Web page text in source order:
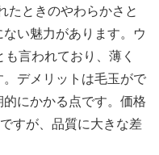
たときのやわらかさと
い魅力があります。ウ
言われており、薄く
デメリットは毛玉がで
にかかる点です。価格
すが、品質に大きな差